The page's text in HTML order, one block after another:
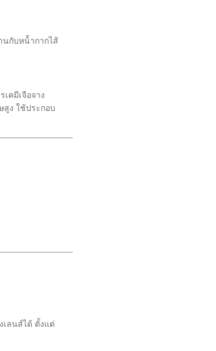
นกับหน้้ากากไส้
คมีเจือจาง
สูง ใช้ประกอบ
เลนส์ได้ ตั้งแต่